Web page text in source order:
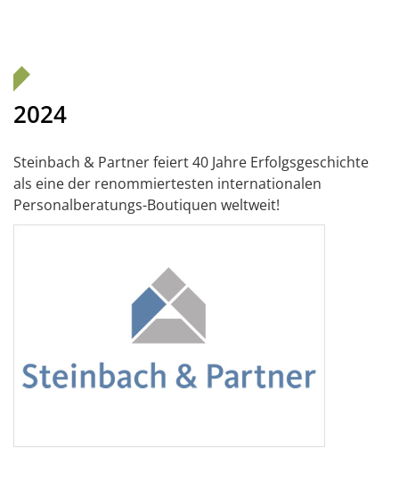
2024
Steinbach & Partner feiert 40 Jahre Erfolgsgeschichte
als eine der renommiertesten internationalen
Personalberatungs-Boutiquen weltweit!